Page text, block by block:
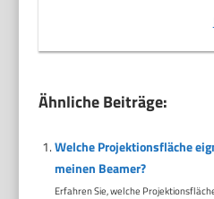
Ähnliche Beiträge:
Welche Projektionsfläche
meinen Beamer?
Erfahren Sie, welche